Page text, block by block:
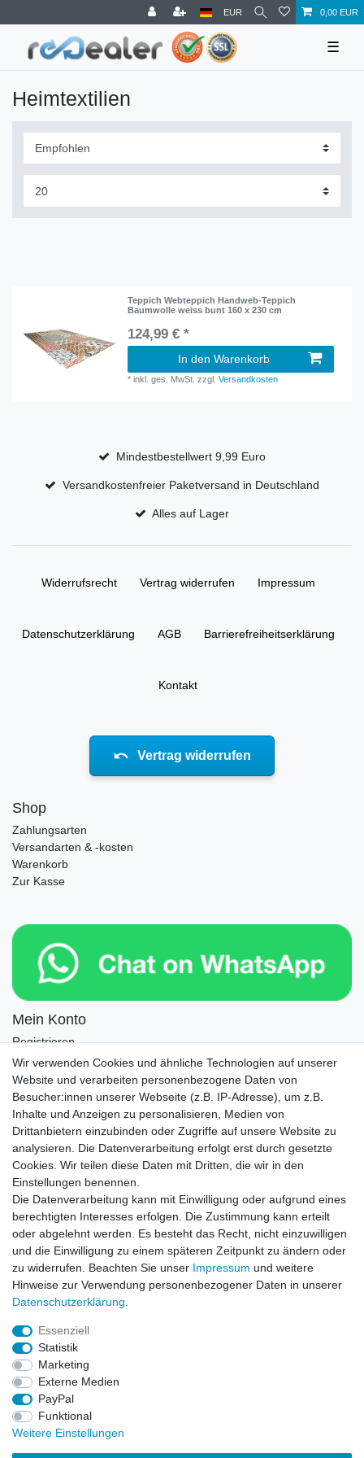
EUR 0,00 EUR
☰
Heimtextilien
Teppich Webteppich Handweb-Teppich
Baumwolle weiss bunt 160 x 230 cm
124,99 € *
In den Warenkorb
*inkl. ges. MwSt. zzgl.Versandkosten
Mindestbestellwert 9,99 Euro
Versandkostenfreier Paketversand in Deutschland
Alles auf Lager
Widerrufs­recht Vertrag widerrufen Impressum
Daten­schutz­erklärung AGB Barrierefreiheitserklärung
Kontakt
Vertrag widerrufen
Shop
Zahlungsarten
Versandarten & -kosten
Warenkorb
Zur Kasse
Mein Konto
Registrieren
Login
Newsletter
E-MAIL **
Newsletter
Honig
Hiermit bestätige ich, dass ich die
Einwilligung kann ich jederzeit widerrufen.**
Abonnieren
** Hierbei handelt es sich um ein Pflichtfeld.
Wir verwenden Cookies und ähnliche Technologien auf unserer
Website und verarbeiten personenbezogene Daten von
Besucher:innen unserer Webseite (z.B. IP-Adresse), um z.B.
Inhalte und Anzeigen zu personalisieren, Medien von
Drittanbietern einzubinden oder Zugriffe auf unsere Website zu
analysieren. Die Datenverarbeitung erfolgt erst durch gesetzte
Cookies. Wir teilen diese Daten mit Dritten, die wir in den
Einstellungen benennen.
Die Datenverarbeitung kann mit Einwilligung oder aufgrund eines
berechtigten Interesses erfolgen. Die Zustimmung kann erteilt
oder abgelehnt werden. Es besteht das Recht, nicht einzuwilligen
und die Einwilligung zu einem späteren Zeitpunkt zu ändern oder
zu widerrufen. Beachten Sie unser Impressum und weitere
Hinweise zur Verwendung personenbezogener Daten in unserer
Daten­schutz­erklärung
Essenziell
Statistik
Marketing
Externe Medien
PayPal
Funktional
Weitere Einstellungen